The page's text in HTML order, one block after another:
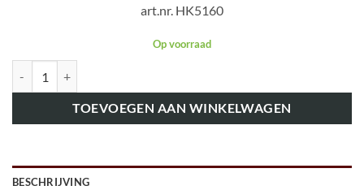
art.nr. HK5160
Op voorraad
TOEVOEGEN AAN WINKELWAGEN
BESCHRIJVING